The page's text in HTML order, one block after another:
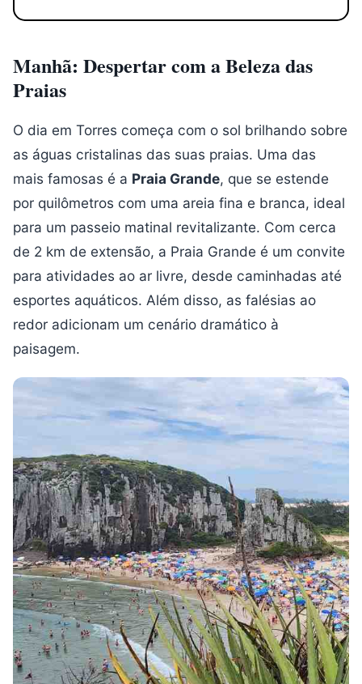
Manhã: Despertar com a Beleza das
Praias
O dia em Torres começa com o sol brilhando sobre
as águas cristalinas das suas praias. Uma das
mais famosas é a Praia Grande, que se estende
por quilômetros com uma areia fina e branca, ideal
para um passeio matinal revitalizante. Com cerca
de 2 km de extensão, a Praia Grande é um convite
para atividades ao ar livre, desde caminhadas até
esportes aquáticos. Além disso, as falésias ao
redor adicionam um cenário dramático à
paisagem.